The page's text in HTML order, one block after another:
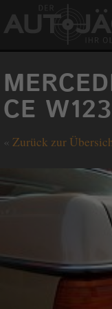
0 1515 / 466 66
CE W123
« Zurück zur